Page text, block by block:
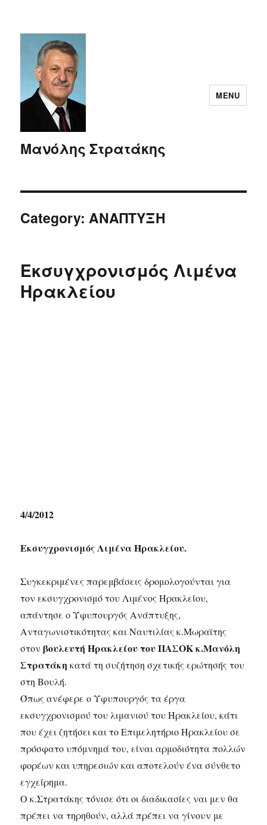
Μανόλης Στρατάκης
MENU
Category:ΑΝΑΠΤΥΞΗ
Εκσυγχρονισμός Λιμένα
Ηρακλείου
4/4/2012
Εκσυγχρονισμός Λιμένα Ηρακλείου.
Συγκεκριμένες παρεμβάσεις δρομολογούνται για
τον εκσυγχρονισμό του Λιμένος Ηρακλείου,
απάντησε ο Υφυπουργός Ανάπτυξης,
Ανταγωνιστικότητας και Ναυτιλίας κ.Μωραϊτης
στονβουλευτή Ηρακλείου του ΠΑΣΟΚ κ.Μανόλη
Στρατάκηκατά τη συζήτηση σχετικής ερώτησής του
στη Βουλή.
Όπως ανέφερε ο Υφυπουργός τα έργα
εκσυγχρονισμού του λιμανιού του Ηρακλείου, κάτι
που έχει ζητήσει και το Επιμελητήριο Ηρακλείου σε
πρόσφατο υπόμνημά του, είναι αρμοδιότητα πολλών
φορέων και υπηρεσιών και αποτελούν ένα σύνθετο
εγχείρημα.
Ο κ.Στρατάκης τόνισε ότι οι διαδικασίες ναι μεν θα
πρέπει να τηρηθούν, αλλά πρέπει να γίνουν με